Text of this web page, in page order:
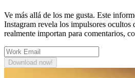
Ve más allá de los me gusta. Este
Instagram revela los impulsores ocultos
realmente importan para comentarios,
Download now!